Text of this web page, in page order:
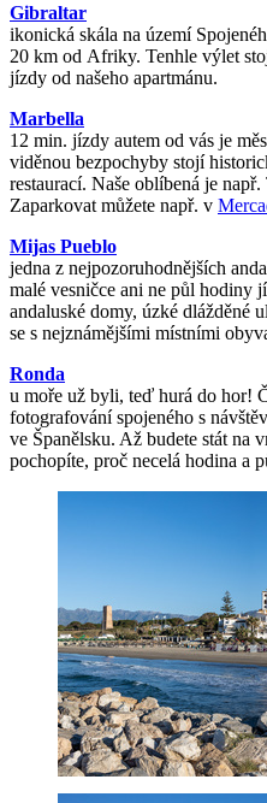
Gibraltar
ikonická skála na území
20 km od Afriky. Tenhle výlet
jízdy od našeho apartmánu.
Marbella
12 min. jízdy autem od vás je
viděnou bezpochyby stojí
restaurací. Naše oblíbená je
Zaparkovat můžete např. v
Mijas Pueblo
jedna z nejpozoruhodnějších
malé vesničce ani ne půl hodiny
andaluské domy, úzké dlážděné
se s nejznámějšími místními
Ronda
u moře už byli, teď hurá do hor!
fotografování spojeného s
ve Španělsku. Až budete stát na
pochopíte, proč necelá hodina a